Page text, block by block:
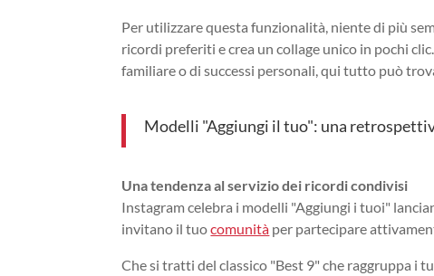
Per utilizzare questa funzionalità, niente di più
ricordi preferiti e crea un collage unico in pochi
familiare o di successi personali, qui tutto può
Modelli "Aggiungi il tuo": una
Una tendenza al servizio dei ricordi condivisi
Instagram celebra i modelli "Aggiungi i tuoi"
invitano il tuocomunità per partecipare
Che si tratti del classico "Best 9" che raggruppa i